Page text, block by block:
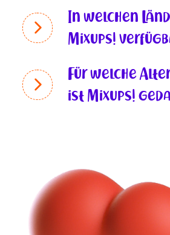
In welchen
Mixups!
Für welche
ist Mixups!